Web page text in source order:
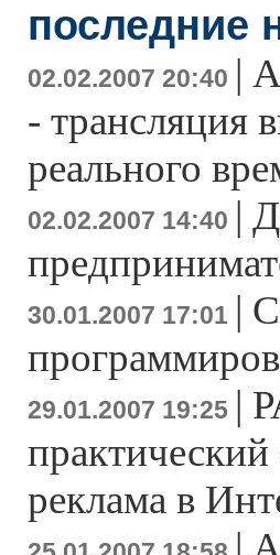
последние
02.02.2007 20:40 |
- трансляция
реального
02.02.2007 14:40 |
30.01.2007 17:01 |
29.01.2007 19:25 |
реклама в